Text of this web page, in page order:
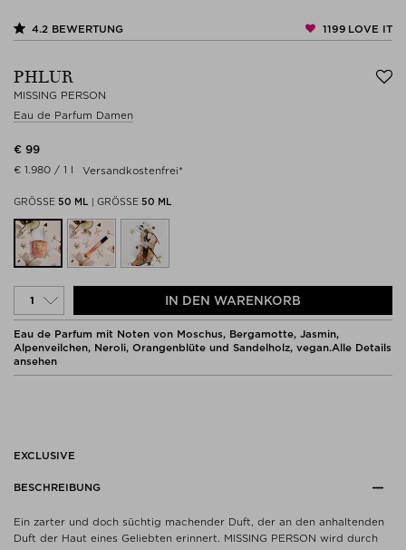
4.2 BEWERTUNG 1199 LOVE IT
PHLUR
MISSING PERSON
Eau de Parfum Damen
GRÖSSE 50 ML | GRÖSSE 50 ML
IN DEN WARENKORB
€ 99
Versandkostenfrei*
€ 1.980 / 1 l
Eau de Parfum mit Noten von Moschus, Bergamotte, Jasmin,
Alpenveilchen, Neroli, Orangenblüte und Sandelholz, vegan.Alle Details
ansehen
EXCLUSIVE
BESCHREIBUNG
Ein zarter und doch süchtig machender Duft, der an den anhaltenden
Duft der Haut eines Geliebten erinnert. MISSING PERSON wird durch